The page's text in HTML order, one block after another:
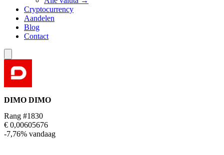
Cryptocurrency
Aandelen
Blog
Contact
DIMO DIMO
Rang #1830
€ 0,00605676
-7,76% vandaag